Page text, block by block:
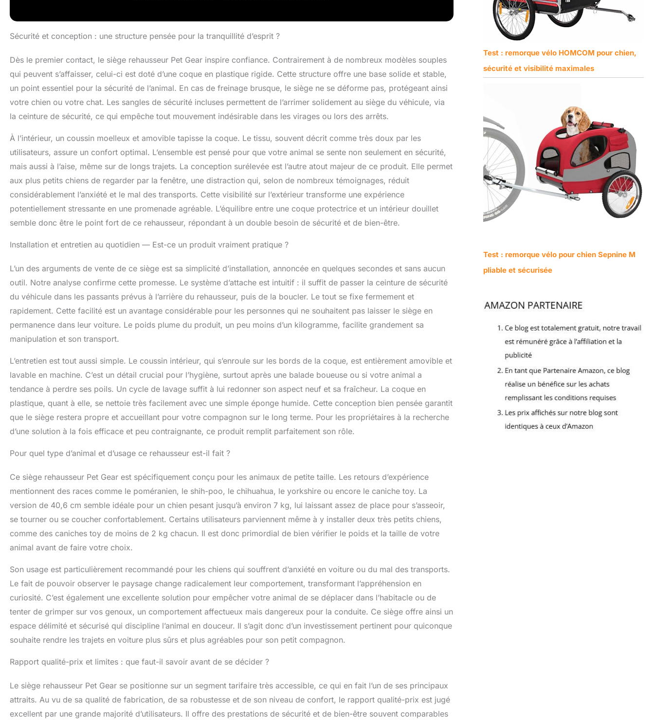
Sécurité et conception : une structure pensée pour la tranquillité d’esprit ?
Dès le premier contact, le siège rehausseur Pet Gear inspire confiance. Contrairement à de nombreux modèles souples
qui peuvent s’affaisser, celui-ci est doté d’une coque en plastique rigide. Cette structure offre une base solide et stable,
un point essentiel pour la sécurité de l’animal. En cas de freinage brusque, le siège ne se déforme pas, protégeant ainsi
votre chien ou votre chat. Les sangles de sécurité incluses permettent de l’arrimer solidement au siège du véhicule, via
la ceinture de sécurité, ce qui empêche tout mouvement indésirable dans les virages ou lors des arrêts.
À l’intérieur, un coussin moelleux et amovible tapisse la coque. Le tissu, souvent décrit comme très doux par les
utilisateurs, assure un confort optimal. L’ensemble est pensé pour que votre animal se sente non seulement en sécurité,
mais aussi à l’aise, même sur de longs trajets. La conception surélevée est l’autre atout majeur de ce produit. Elle permet
aux plus petits chiens de regarder par la fenêtre, une distraction qui, selon de nombreux témoignages, réduit
considérablement l’anxiété et le mal des transports. Cette visibilité sur l’extérieur transforme une expérience
potentiellement stressante en une promenade agréable. L’équilibre entre une coque protectrice et un intérieur douillet
semble donc être le point fort de ce rehausseur, répondant à un double besoin de sécurité et de bien-être.
Installation et entretien au quotidien — Est-ce un produit vraiment pratique ?
L’un des arguments de vente de ce siège est sa simplicité d’installation, annoncée en quelques secondes et sans aucun
outil. Notre analyse confirme cette promesse. Le système d’attache est intuitif : il suffit de passer la ceinture de sécurité
du véhicule dans les passants prévus à l’arrière du rehausseur, puis de la boucler. Le tout se fixe fermement et
rapidement. Cette facilité est un avantage considérable pour les personnes qui ne souhaitent pas laisser le siège en
permanence dans leur voiture. Le poids plume du produit, un peu moins d’un kilogramme, facilite grandement sa
manipulation et son transport.
L’entretien est tout aussi simple. Le coussin intérieur, qui s’enroule sur les bords de la coque, est entièrement amovible et
lavable en machine. C’est un détail crucial pour l’hygiène, surtout après une balade boueuse ou si votre animal a
tendance à perdre ses poils. Un cycle de lavage suffit à lui redonner son aspect neuf et sa fraîcheur. La coque en
plastique, quant à elle, se nettoie très facilement avec une simple éponge humide. Cette conception bien pensée garantit
que le siège restera propre et accueillant pour votre compagnon sur le long terme. Pour les propriétaires à la recherche
d’une solution à la fois efficace et peu contraignante, ce produit remplit parfaitement son rôle.
Pour quel type d’animal et d’usage ce rehausseur est-il fait ?
Ce siège rehausseur Pet Gear est spécifiquement conçu pour les animaux de petite taille. Les retours d’expérience
mentionnent des races comme le poméranien, le shih-poo, le chihuahua, le yorkshire ou encore le caniche toy. La
version de 40,6 cm semble idéale pour un chien pesant jusqu’à environ 7 kg, lui laissant assez de place pour s’asseoir,
se tourner ou se coucher confortablement. Certains utilisateurs parviennent même à y installer deux très petits chiens,
comme des caniches toy de moins de 2 kg chacun. Il est donc primordial de bien vérifier le poids et la taille de votre
animal avant de faire votre choix.
Son usage est particulièrement recommandé pour les chiens qui souffrent d’anxiété en voiture ou du mal des transports.
Le fait de pouvoir observer le paysage change radicalement leur comportement, transformant l’appréhension en
curiosité. C’est également une excellente solution pour empêcher votre animal de se déplacer dans l’habitacle ou de
tenter de grimper sur vos genoux, un comportement affectueux mais dangereux pour la conduite. Ce siège offre ainsi un
espace délimité et sécurisé qui discipline l’animal en douceur. Il s’agit donc d’un investissement pertinent pour quiconque
souhaite rendre les trajets en voiture plus sûrs et plus agréables pour son petit compagnon.
Rapport qualité-prix et limites : que faut-il savoir avant de se décider ?
Le siège rehausseur Pet Gear se positionne sur un segment tarifaire très accessible, ce qui en fait l’un de ses principaux
attraits. Au vu de sa qualité de fabrication, de sa robustesse et de son niveau de confort, le rapport qualité-prix est jugé
excellent par une grande majorité d’utilisateurs. Il offre des prestations de sécurité et de bien-être souvent comparables
Test : remorque vélo HOMCOM pour chien,
sécurité et visibilité maximales
Test : remorque vélo pour chien Sepnine M
pliable et sécurisée